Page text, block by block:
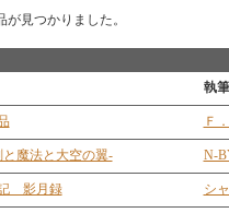
が見つかりました。
執
Ｆ
と魔法と大空の翼- N-
影月録 シ